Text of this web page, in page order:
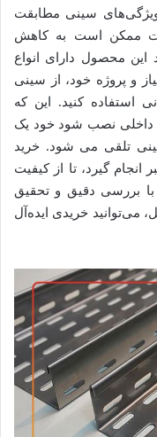
سینی مطابقت
ممکن است به کاهش
محصول دارای انواع
و پروژه خود، از سینی
استفاده کنید. این که
داخلی نصب شود خود یک
تلقی می شود. خرید
گیرد، تا از کیفیت
بررسی دقیق و تحقیق
می‌توانید خریدی ایده‌آل